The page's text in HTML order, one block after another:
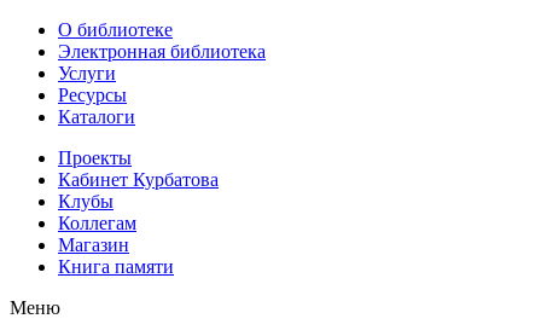
О библиотеке
Электронная библиотека
Услуги
Ресурсы
Каталоги
Проекты
Кабинет Курбатова
Клубы
Коллегам
Магазин
Книга памяти
Меню